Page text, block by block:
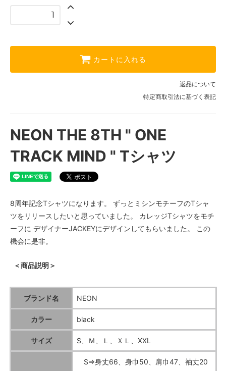
カートに入れる
返品について
特定商取引法に基づく表記
NEON THE 8TH " ONE
TRACK MIND " Tシャツ
8周年記念Tシャツになります。 ずっとミシンモチーフのTシャ
ツをリリースしたいと思っていました。 カレッジTシャツをモチ
ーフに デザイナーJACKEYにデザインしてもらいました。 この
機会に是非。
＜商品説明＞
ブランド名 NEON
カラー black
サイズ S、Ｍ、Ｌ、ＸＬ、XXL
S⇒身丈66、身巾50、肩巾47、袖丈20